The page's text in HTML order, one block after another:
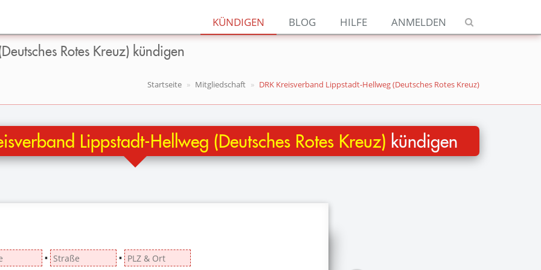
Jetzt kündigen
Hilfe
Anmelden
KÜNDIGEN BLOG HILFE ANMELDEN
Rotes Kreuz) kündigen
Startseite Mitgliedschaft DRK Kreisverband Lippstadt-Hellweg (Deutsches Rotes Kreuz)
Lippstadt-Hellweg (Deutsches Rotes Kreuz) kündigen
▪ ▪